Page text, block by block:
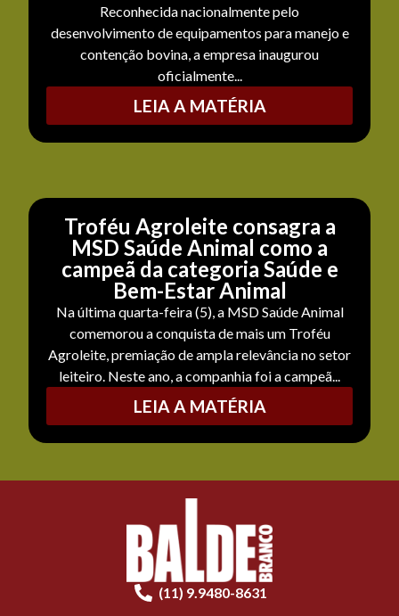
Reconhecida nacionalmente pelo
desenvolvimento de equipamentos para manejo e
contenção bovina, a empresa inaugurou
oficialmente...
LEIA A MATÉRIA
Troféu Agroleite consagra a
MSD Saúde Animal como a
campeã da categoria Saúde e
Bem-Estar Animal
Na última quarta-feira (5), a MSD Saúde Animal
comemorou a conquista de mais um Troféu
Agroleite, premiação de ampla relevância no setor
leiteiro. Neste ano, a companhia foi a campeã...
LEIA A MATÉRIA
(11) 9.9480-8631